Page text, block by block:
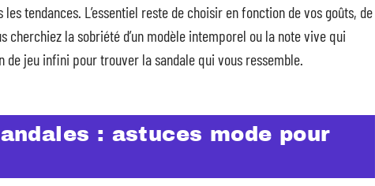
tendances. L’essentiel reste de choisir en fonction de vos goûts, de
cherchiez la sobriété d’un modèle intemporel ou la note vive qui
jeu infini pour trouver la sandale qui vous ressemble.
: astuces mode pour